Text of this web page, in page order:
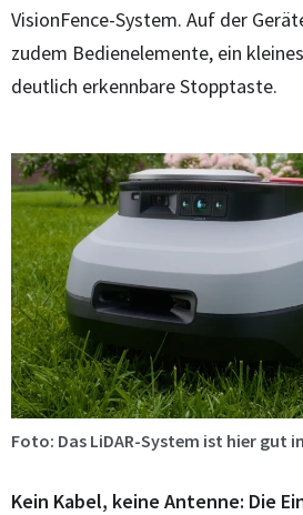
VisionFence-System. Auf der
zudem Bedienelemente, ein
deutlich erkennbare Stopptaste.
Foto: Das LiDAR-System ist hier gut
Kein Kabel, keine Antenne: Die